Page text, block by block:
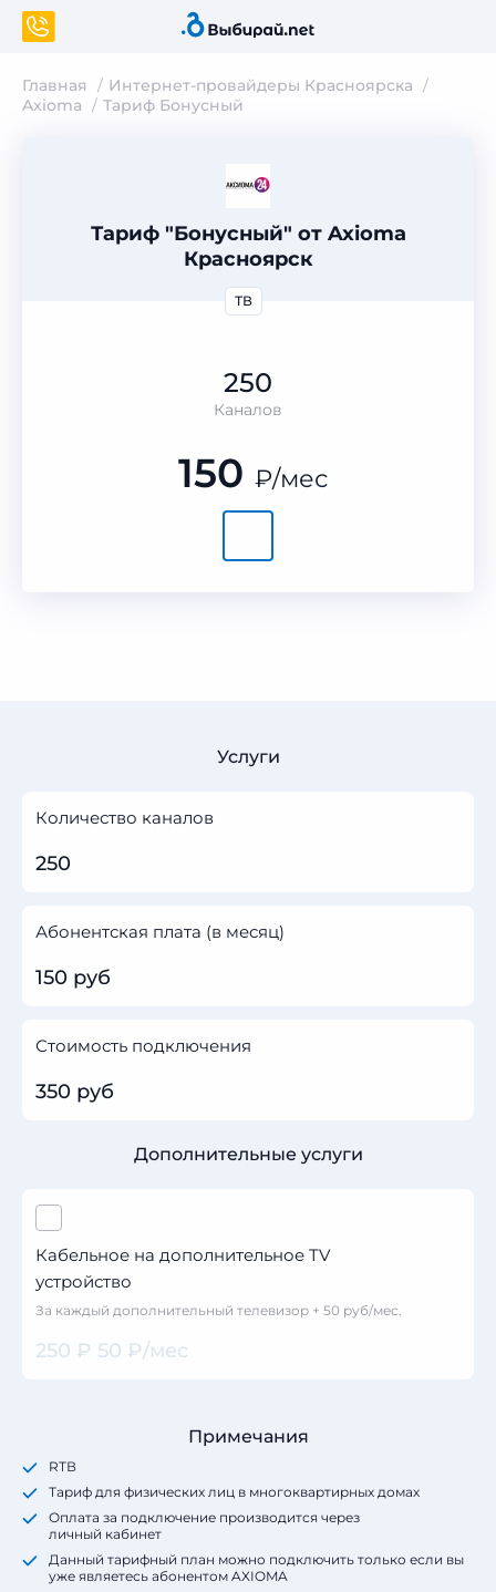
Главная
Интернет-провайдеры Красноярска
Axioma
Тариф Бонусный
Тариф "Бонусный" от Axioma
Красноярск
ТВ
250
Каналов
150 ₽/мес
Услуги
Количество каналов
250
Абонентская плата (в месяц)
150 руб
Стоимость подключения
350 руб
Дополнительные услуги
Кабельное на дополнительное TV
устройство
За каждый дополнительный телевизор + 50 руб/мес.
250 ₽ 50 ₽/мес
Примечания
RТВ
Тариф для физических лиц в многоквартирных домах
Оплата за подключение производится через
личный кабинет
Данный тарифный план можно подключить только если вы
уже являетесь абонентом AXIOMA